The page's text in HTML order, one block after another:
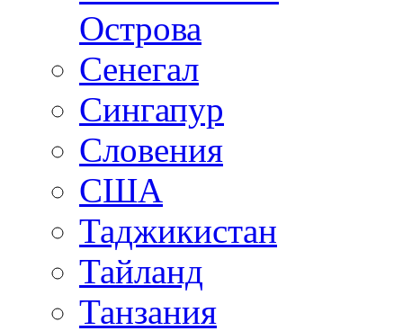
Острова
Сенегал
Сингапур
Словения
США
Таджикистан
Тайланд
Танзания